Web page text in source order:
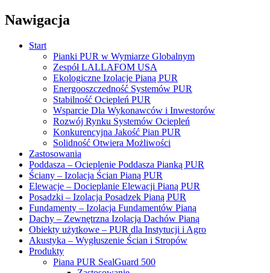
Nawigacja
Start
Pianki PUR w Wymiarze Globalnym
Zespół LALLAFOM USA
Ekologiczne Izolacje Pianą PUR
Energooszczedność Systemów PUR
Stabilność Ociepleń PUR
Wsparcie Dla Wykonawców i Inwestorów
Rozwój Rynku Systemów Ociepleń
Konkurencyjna Jakość Pian PUR
Solidność Otwiera Możliwości
Zastosowania
Poddasza – Ocieplenie Poddasza Pianką PUR
Ściany – Izolacja Ścian Pianą PUR
Elewacje – Docieplanie Elewacji Pianą PUR
Posadzki – Izolacja Posadzek Pianą PUR
Fundamenty – Izolacja Fundamentów Pianą
Dachy – Zewnętrzna Izolacja Dachów Pianą
Obiekty użytkowe – PUR dla Instytucji i Agro
Akustyka – Wygłuszenie Ścian i Stropów
Produkty
Piana PUR SealGuard 500